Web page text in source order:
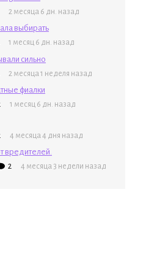
2 месяца 6 дн. назад
выбирать
1 месяц 6 дн. назад
сильно
2 месяца 1 неделя назад
фиалки
1 месяц 6 дн. назад
4 месяца 4 дня назад
вредителей.
2 4 месяца 3 недели назад